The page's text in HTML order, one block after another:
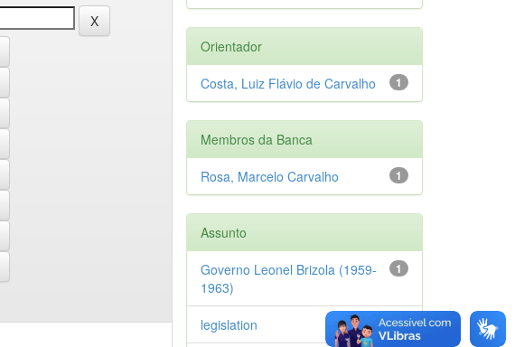
Orientador
1
Costa, Luiz Flávio de Carvalho
Membros da Banca
1
Rosa, Marcelo Carvalho
Assunto
1
Governo Leonel Brizola (1959-
1963)
1
legislation